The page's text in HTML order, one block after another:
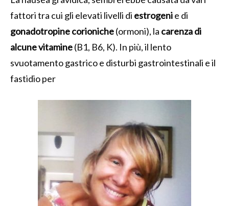
fattori tra cui gli elevati livelli di estrogenie di
gonadotropine corioniche(ormoni), la carenza di
alcune vitamine(B1, B6, K). In più, il lento
svuotamento gastrico e disturbi gastrointestinali e il
fastidio per